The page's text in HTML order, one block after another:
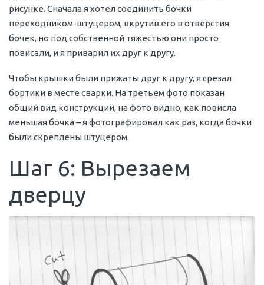
рисунке. Сначала я хотел соединить бочки
переходником-штуцером, вкрутив его в отверстия
бочек, но под собственной тяжестью они просто
повисали, и я приварил их друг к другу.
Чтобы крышки были прижаты друг к другу, я срезал
бортики в месте сварки. На третьем фото показан
общий вид конструкции, на фото видно, как повисла
меньшая бочка – я фотографировал как раз, когда бочки
были скреплены штуцером.
Шаг 6: Вырезаем
дверцу